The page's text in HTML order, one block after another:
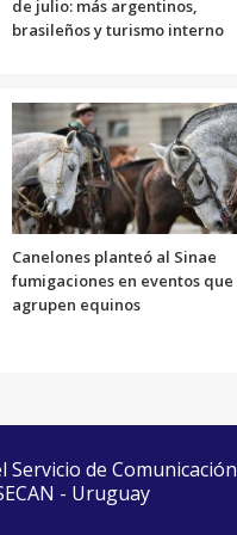
de julio: más argentinos,
brasileños y turismo interno
Canelones planteó al Sinae
fumigaciones en eventos que
agrupen equinos
de Comunicación
- Uruguay